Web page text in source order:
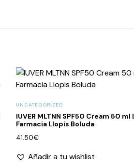
UNCATEGORIZED
IUVER MLTNN SPF50 Cream 50 ml |
Farmacia Llopis Boluda
41.50€
Añadir a tu wishlist